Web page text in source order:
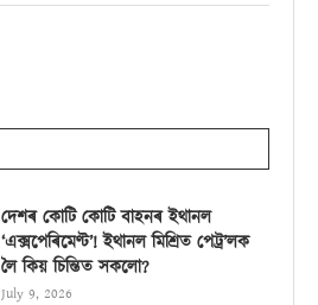
দেশৰ কোটি কোটি বাহনৰ ইথানল
‘এক্সপেৰিমেণ্ট’! ইথানল মিশ্ৰিত পেট্ৰ’লক
লৈ কিয় চিন্তিত সকলো?
July 9, 2026